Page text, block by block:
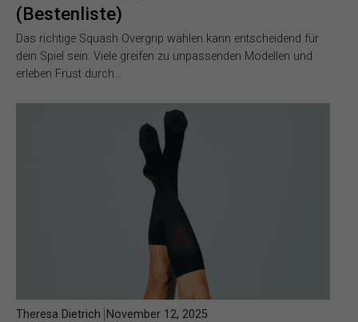
(Bestenliste)
Das richtige Squash Overgrip wählen kann entscheidend für
dein Spiel sein. Viele greifen zu unpassenden Modellen und
erleben Frust durch…
Theresa Dietrich November 12, 2025